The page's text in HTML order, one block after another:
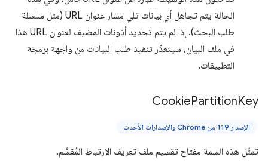
الحالة يتم تجاهل أي بيانات تلي مسار عنوان URL (مثل سلسلة
طلب البحث). إذا لم يتم تحديد أذونات المضيف لعنوان URL هذا
في ملف البيان، سيتعذّر تنفيذ طلب البيانات من واجهة برمجة
التطبيقات.
CookiePartitionKey
الإصدار 119 من Chrome والإصدارات الأحدث
تمثّل هذه السمة مفتاح تقسيم ملف تعريف الارتباط المُقسَّم.